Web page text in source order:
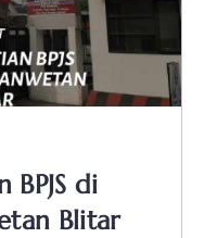
di
Blitar